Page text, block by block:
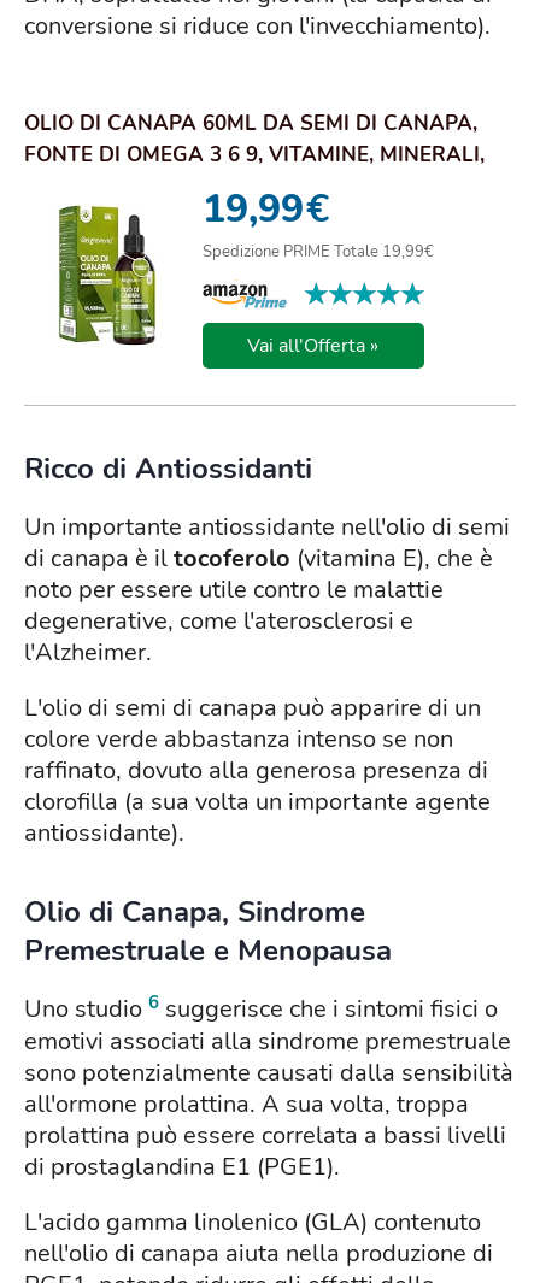
conversione si riduce con l'invecchiamento).
OLIO DI CANAPA 60ML DA SEMI DI CANAPA,
FONTE DI OMEGA 3 6 9, VITAMINE, MINERALI,
19,99€
Spedizione PRIME Totale 19,99€
★★★★★
★★★★★
Vai all'Offerta »
Ricco di Antiossidanti
Un importante antiossidante nell'olio di semi
di canapa è iltocoferolo (vitamina E), che è
noto per essere utile contro le malattie
degenerative, come l'aterosclerosi e
l'Alzheimer.
L'olio di semi di canapa può apparire di un
colore verde abbastanza intenso se non
raffinato, dovuto alla generosa presenza di
clorofilla (a sua volta un importante agente
antiossidante).
Olio di Canapa, Sindrome
Premestruale e Menopausa
Uno studio 6 suggerisce che i sintomi fisici o
emotivi associati alla sindrome premestruale
sono potenzialmente causati dalla sensibilità
all'ormone prolattina. A sua volta, troppa
prolattina può essere correlata a bassi livelli
di prostaglandina E1 (PGE1).
L'acido gamma linolenico (GLA) contenuto
nell'olio di canapa aiuta nella produzione di